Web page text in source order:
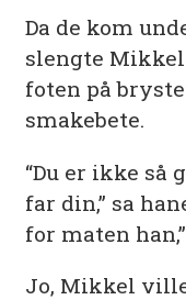
Da de kom
slengte
foten på
smakebete.
“Du er ikke
far din,” sa
for maten
Jo, Mikkel